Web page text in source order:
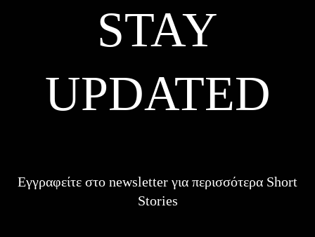
STAY
UPDATED
Εγγραφείτε στο newsletter για περισσότερα Short
Stories